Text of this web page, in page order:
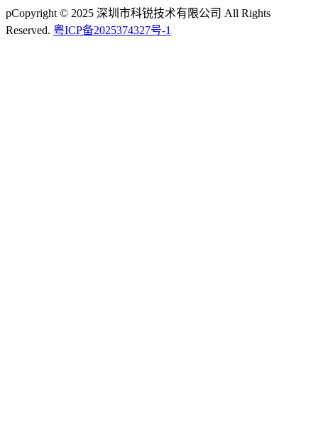
pCopyright © 2025 深圳市科锐技术有限公司 All Rights
Reserved. 粤ICP备2025374327号-1